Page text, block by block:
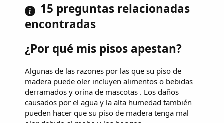
15 preguntas relacionadas
encontradas
¿Por qué mis pisos apestan?
Algunas de las razones por las que su piso de
madera puede oler incluyen alimentos o bebidas
derramados y orina de mascotas . Los daños
causados ​​por el agua y la alta humedad también
pueden hacer que su piso de madera tenga mal